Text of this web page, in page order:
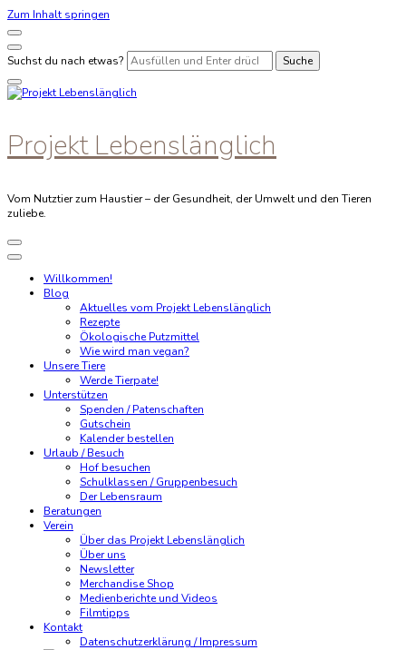
Zum Inhalt springen
Suchst du nach etwas?
Projekt Lebenslänglich
Vom Nutztier zum Haustier – der Gesundheit, der Umwelt und den Tieren
zuliebe.
Willkommen!
Blog
Aktuelles vom Projekt Lebenslänglich
Rezepte
Ökologische Putzmittel
Wie wird man vegan?
Unsere Tiere
Werde Tierpate!
Unterstützen
Spenden / Patenschaften
Gutschein
Kalender bestellen
Urlaub / Besuch
Hof besuchen
Schulklassen / Gruppenbesuch
Der Lebensraum
Beratungen
Verein
Über das Projekt Lebenslänglich
Über uns
Newsletter
Merchandise Shop
Medienberichte und Videos
Filmtipps
Kontakt
Datenschutzerklärung / Impressum